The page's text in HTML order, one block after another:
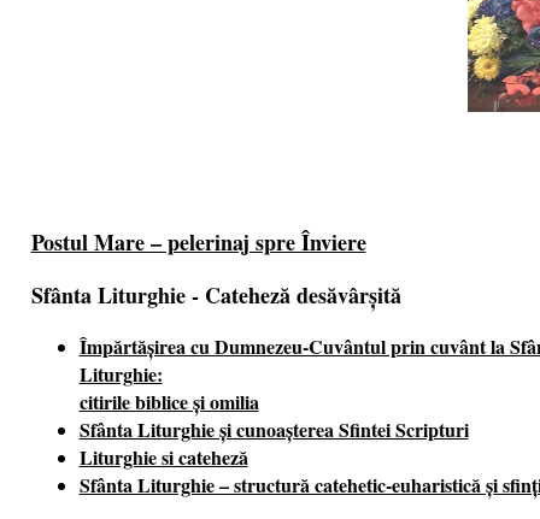
Postul Mare – pelerinaj spre Înviere
Sfânta Liturghie - Cateheză desăvârşită
Împărtăşirea cu Dumnezeu-Cuvântul prin cuvânt la
Liturghie:
citirile biblice şi omilia
Sfânta Liturghie şi cunoaşterea Sfintei Scripturi
Liturghie si cateheză
Sfânta Liturghie – structură catehetic-euharistică şi